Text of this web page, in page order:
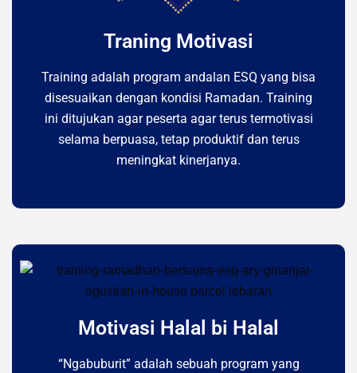
Traning Motivasi
Training adalah program andalan ESQ yang bisa
disesuaikan dengan kondisi Ramadan. Training
ini ditujukan agar peserta agar terus termotivasi
selama berpuasa, tetap produktif dan terus
meningkat kinerjanya.
Motivasi Halal bi Halal
“Ngabuburit” adalah sebuah program yang